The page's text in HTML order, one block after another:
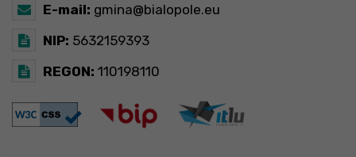
E-mail: gmina@bialopole.eu
NIP: 5632159393
REGON: 110198110